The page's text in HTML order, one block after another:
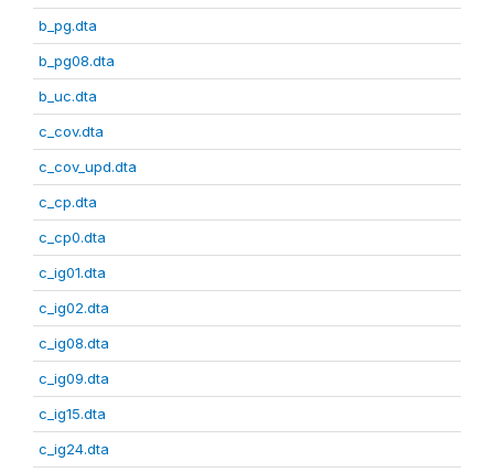
b_pg.dta
b_pg08.dta
b_uc.dta
c_cov.dta
c_cov_upd.dta
c_cp.dta
c_cp0.dta
c_ig01.dta
c_ig02.dta
c_ig08.dta
c_ig09.dta
c_ig15.dta
c_ig24.dta